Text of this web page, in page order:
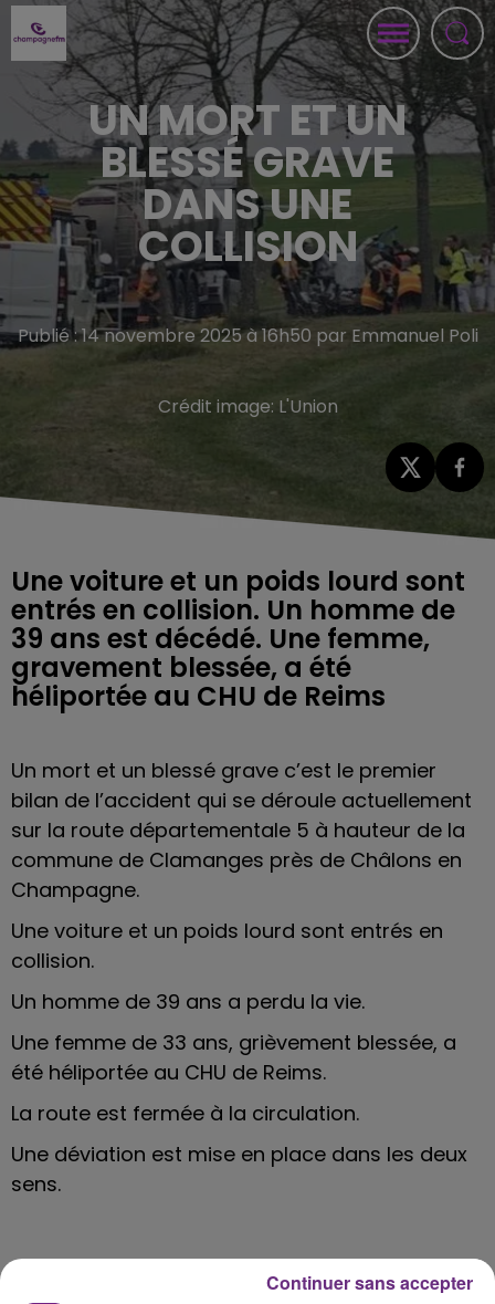
UN MORT ET UN
BLESSÉ GRAVE
DANS UNE
COLLISION
Publié : 14 novembre 2025 à 16h50 par Emmanuel Poli
Crédit image: L'Union
Une voiture et un poids lourd sont
entrés en collision. Un homme de
39 ans est décédé. Une femme,
gravement blessée, a été
héliportée au CHU de Reims
Un mort et un blessé grave c’est le premier
bilan de l’accident qui se déroule actuellement
sur la route départementale 5 à hauteur de la
commune de Clamanges près de Châlons en
Champagne.
Une voiture et un poids lourd sont entrés en
collision.
Un homme de 39 ans a perdu la vie.
Une femme de 33 ans, grièvement blessée, a
été héliportée au CHU de Reims.
La route est fermée à la circulation.
Une déviation est mise en place dans les deux
sens.
Continuer sans accepter